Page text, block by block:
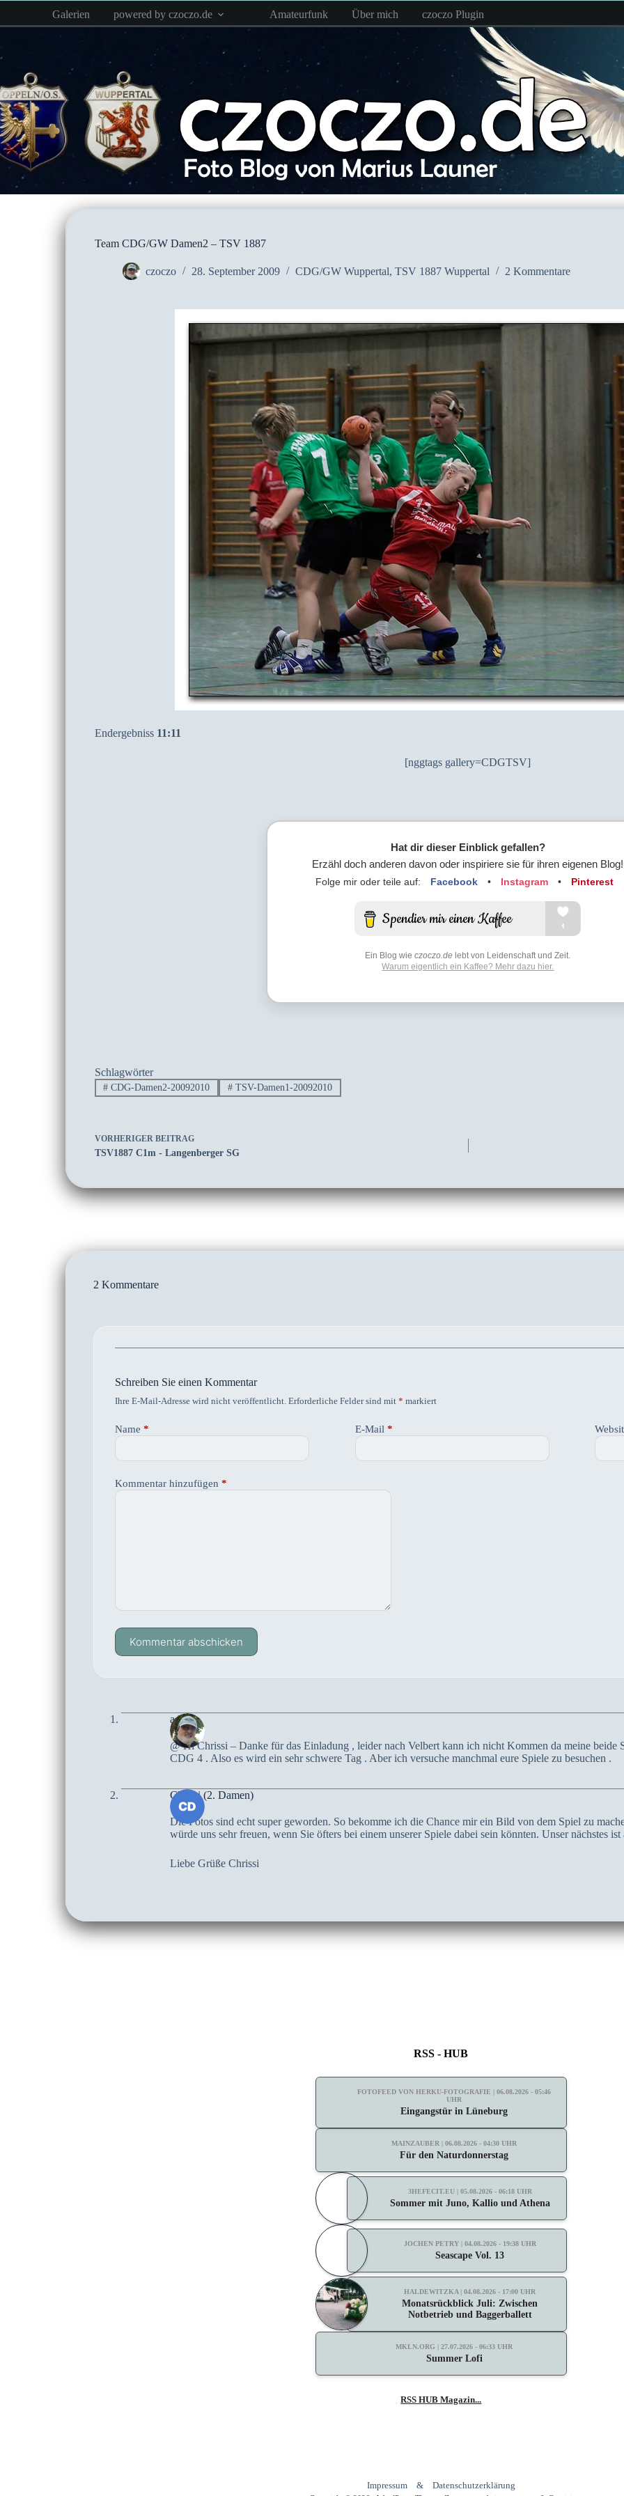
springen
Galerien powered by czoczo.de Amateurfunk Über mich czoczo Plugin
Team CDG/GW Damen2 – TSV 1887
czoczo 28. September 2009 CDG/GW Wuppertal, TSV 1887 Wuppertal 2 Kommentare
Endergebniss 11:11
[nggtags gallery=CDGTSV]
Hat dir dieser Einblick gefallen?
Erzähl doch anderen davon oder inspiriere sie für ihren eigenen Blog!
Folge mir oder teile auf: Facebook • Instagram • Pinterest
Ein Blog wieczoczo.de lebt von Leidenschaft und Zeit.
Warum eigentlich ein Kaffee? Mehr dazu hier.
Schlagwörter
# CDG-Damen2-20092010 # TSV-Damen1-20092010
VORHERIGER BEITRAG
TSV1887 C1m - Langenberger SG
2 Kommentare
Schreiben Sie einen Kommentar
Ihre E-Mail-Adresse wird nicht veröffentlicht. Erforderliche Felder sind mit * markiert
Name * E-Mail*
Kommentar hinzufügen *
Kommentar abschicken
admin
@ Hi Chrissi – Danke für das Einladung , leider nach Velbert kann ich nicht Kommen da meine beide
CDG 4 . Also es wird ein sehr schwere Tag . Aber ich versuche manchmal eure Spiele zu besuchen .
Chrissi (2. Damen)
Die Fotos sind echt super geworden. So bekomme ich die Chance mir ein Bild von dem Spiel zu
würde uns sehr freuen, wenn Sie öfters bei einem unserer Spiele dabei sein könnten. Unser nächstes
Liebe Grüße Chrissi
RSS - HUB
FOTOFEED VON HERKU-FOTOGRAFIE | 06.08.2026 - 05:46
UHR
Eingangstür in Lüneburg
MAINZAUBER | 06.08.2026 - 04:30 UHR
Für den Naturdonnerstag
3HEFECIT.EU | 05.08.2026 - 06:18 UHR
Sommer mit Juno, Kallio und Athena
JOCHEN PETRY | 04.08.2026 - 19:38 UHR
Seascape Vol. 13
HALDEWITZKA | 04.08.2026 - 17:00 UHR
Monatsrückblick Juli: Zwischen
Notbetrieb und Baggerballett
MKLN.ORG | 27.07.2026 - 06:33 UHR
Summer Lofi
RSS HUB Magazin...
Impressum & Datenschutzerklärung